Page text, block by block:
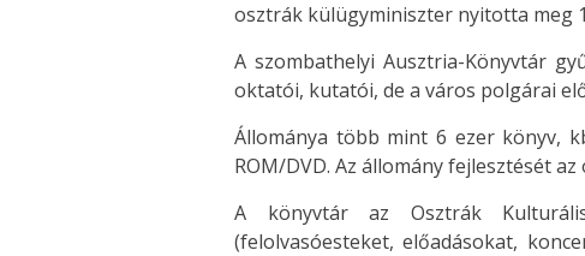
osztrák külügyminiszter nyitotta meg
A szombathelyi Ausztria-Könyvtár
oktatói, kutatói, de a város polgárai
Állománya több mint 6 ezer könyv,
ROM/DVD. Az állomány fejlesztését
A könyvtár az Osztrák
(felolvasóesteket, előadásokat,